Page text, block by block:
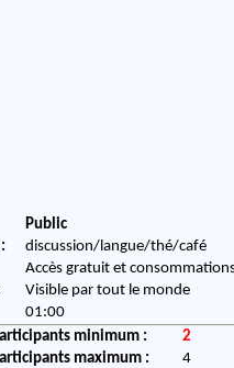
Public
discussion/langue/thé/café
Accès gratuit et
Visible par tout le monde
01:00
minimum :
2
maximum :
4